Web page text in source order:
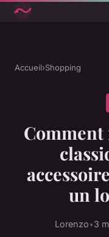
Accueil›Shopping
Comment
un
Lorenzo•3